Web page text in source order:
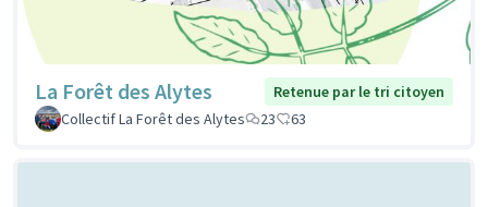
La Forêt des Alytes
Retenue par le tri citoyen
Collectif La Forêt des Alytes
23 63